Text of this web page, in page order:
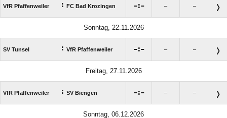
VfR Pfaffenweiler : FC Bad Krozingen : – –
Sonntag, 22.11.2026
SV Tunsel : VfR Pfaffenweiler : – –
Freitag, 27.11.2026
VfR Pfaffenweiler : SV Biengen : – –
Sonntag, 06.12.2026